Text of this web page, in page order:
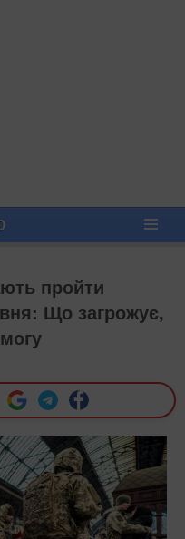
пройти
Що загрожує,